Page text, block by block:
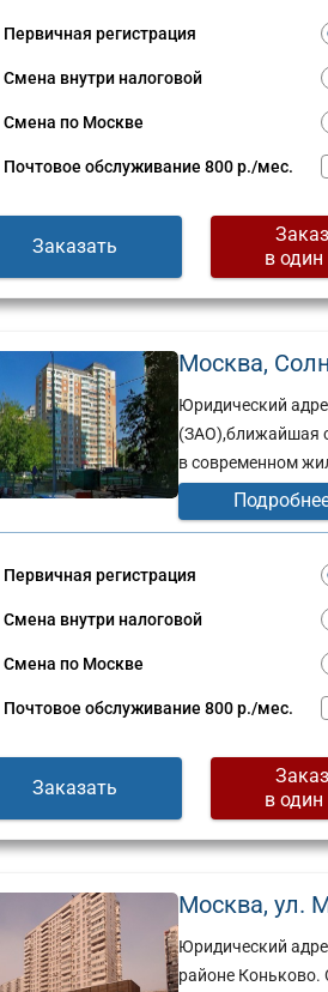
Первичная регистрация
Смена внутри налоговой
Смена по Москве
Почтовое обслуживание 800 р./мес.
Заказать
в один
Москва,
Юридический
(ЗАО),ближайшая
в современном
Первичная регистрация
Смена внутри налоговой
Смена по Москве
Почтовое обслуживание 800 р./мес.
Заказать
в один
Москва, ул.
Юридический
районе Коньково.